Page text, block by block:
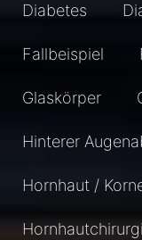
Diabetes
Fallbeispiel
Glaskörper
Hinterer
Hornhaut /